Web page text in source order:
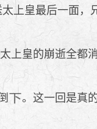
上皇最后一面，
上皇的崩逝全都消
。这一回是真